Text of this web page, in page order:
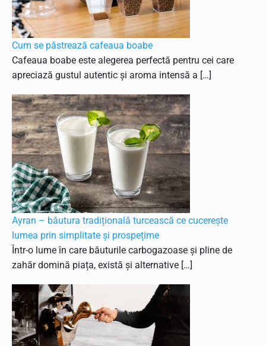
Cum se păstrează cafeaua boabe
Cafeaua boabe este alegerea perfectă pentru cei care
apreciază gustul autentic și aroma intensă a […]
Ayran – băutura tradițională turcească ce cucerește
lumea prin simplitate și prospețime
Într-o lume în care băuturile carbogazoase și pline de
zahăr domină piața, există și alternative […]